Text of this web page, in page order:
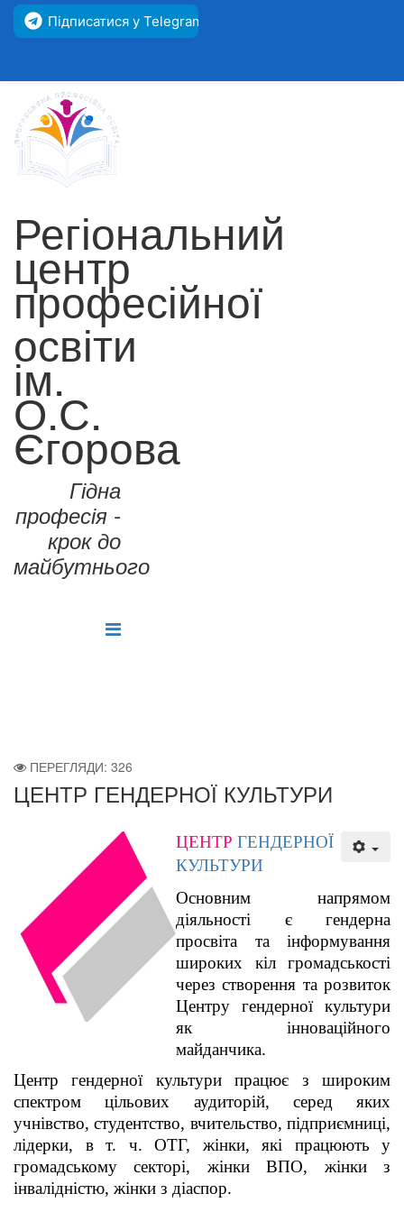
Підписатися у Telegram
Регіональний
центр
професійної
освіти
ім.
О.С.
Єгорова
Гідна
професія -
крок до
майбутнього
ПЕРЕГЛЯДИ: 326
ЦЕНТР ГЕНДЕРНОЇ КУЛЬТУРИ
ЦЕНТР ГЕНДЕРНОЇ
КУЛЬТУРИ
Основним напрямом
діяльності є гендерна
просвіта та інформування
широких кіл громадськості
через створення та розвиток
Центру гендерної культури
як інноваційного
майданчика.
Центр гендерної культури працює з широким
спектром цільових аудиторій, серед яких
учнівство, студентство, вчительство, підприємниці,
лідерки, в т. ч. ОТГ, жінки, які працюють у
громадському секторі, жінки ВПО, жінки з
інвалідністю, жінки з діаспор.